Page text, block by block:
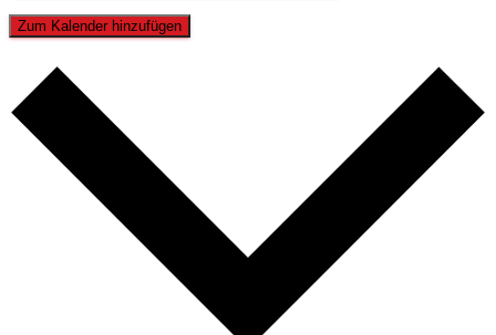
Zum Kalender hinzufügen